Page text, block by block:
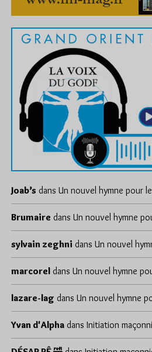
Joab’s dans Un nouvel hymne pour
Brumaire dans Un nouvel hymne
sylvain zeghni dans Un nouvel
marcorel dans Un nouvel hymne
lazare-lag dans Un nouvel hymne
Yvan d'Alpha dans Initiation